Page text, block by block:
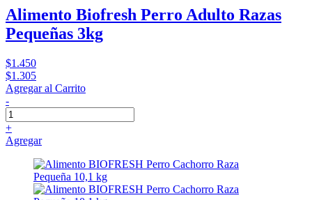
Alimento Biofresh Perro Adulto Razas
Pequeñas 3kg
$1.450
$1.305
Agregar al Carrito
-
+
Agregar